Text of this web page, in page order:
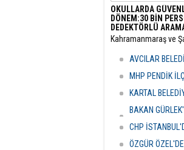
OKULLARDA
DÖNEM:30 BİN
DEDEKTÖRLÜ
​Kahramanmaraş ve
ardından eğitim
güvenlik önlemleri
yenileniyor.
AVCILAR
MHP PENDİK
KARTAL
BAKAN
CHP
ÖZGÜR